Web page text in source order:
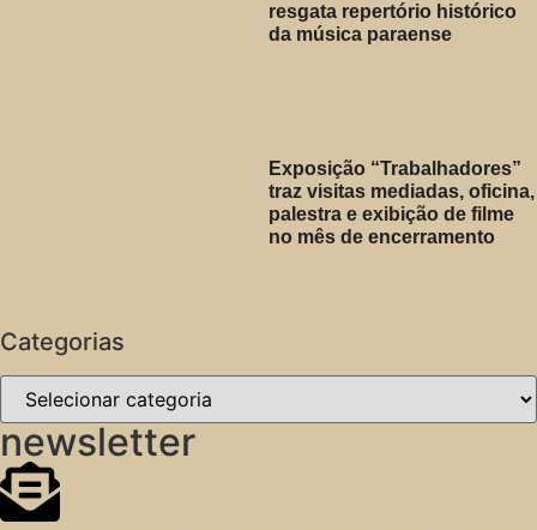
resgata repertório histórico
da música paraense
Exposição “Trabalhadores”
traz visitas mediadas, oficina,
palestra e exibição de filme
no mês de encerramento
Categorias
newsletter